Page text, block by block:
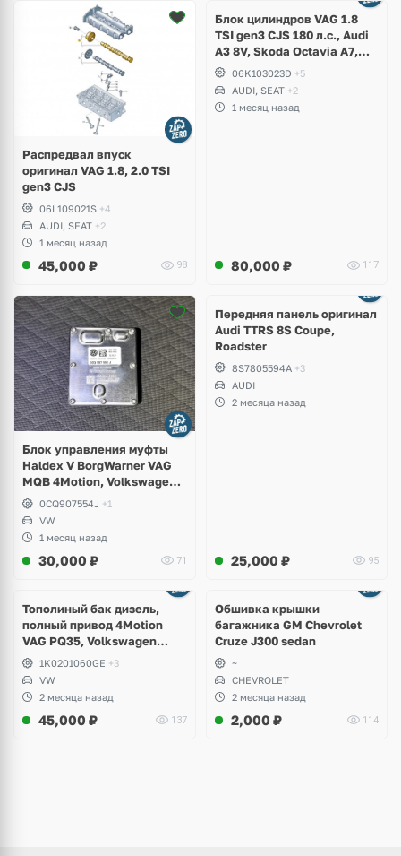
Распредвал впуск
оригинал VAG 1.8, 2.0 TSI
gen3 CJS
06L109021S +4
AUDI, SEAT +2
1 месяц назад
45,000 ₽ 98
2 фото
Блок цилиндров VAG 1.8
TSI gen3 CJS 180 л.с., Audi
A3 8V, Skoda Octavia A7,
Superb, Volkswagen Passat
B8, Golf VII Alltrack, Seat
Leon
06K103023D +5
AUDI, SEAT +2
1 месяц назад
80,000 ₽ 117
Блок управления муфты
Haldex V BorgWarner VAG
MQB 4Motion, Volkswagen
Tiguan
0CQ907554J +1
VW
1 месяц назад
30,000 ₽ 71
2 фото
Передняя панель оригинал
Audi TTRS 8S Coupe,
Roadster
8S7805594A +3
AUDI
2 месяца назад
25,000 ₽ 95
Тополиный бак дизель,
полный привод 4Motion
VAG PQ35, Volkswagen
Scirocco, Golf V, VI, Skoda
Yeti, Octavia A5, Superb,
Audi A3, Seat Altea
1K0201060GE +3
VW
2 месяца назад
45,000 ₽ 137
Обшивка крышки
багажника GM Chevrolet
Cruze J300 sedan
~
CHEVROLET
2 месяца назад
2,000 ₽ 114